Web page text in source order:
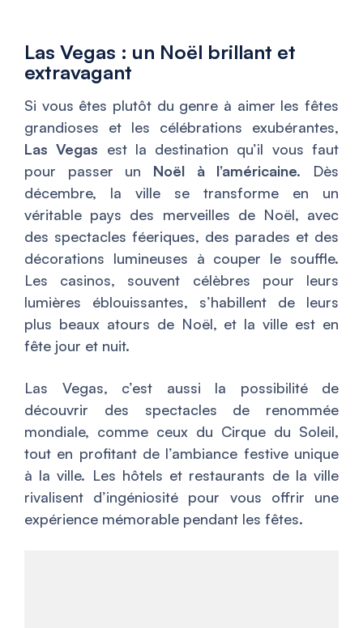
Las Vegas : un Noël brillant et
extravagant
Si vous êtes plutôt du genre à aimer les fêtes
grandioses et les célébrations exubérantes,
Las Vegas est la destination qu’il vous faut
pour passer un Noël à l’américaine. Dès
décembre, la ville se transforme en un
véritable pays des merveilles de Noël, avec
des spectacles féeriques, des parades et des
décorations lumineuses à couper le souffle.
Les casinos, souvent célèbres pour leurs
lumières éblouissantes, s’habillent de leurs
plus beaux atours de Noël, et la ville est en
fête jour et nuit.
Las Vegas, c’est aussi la possibilité de
découvrir des spectacles de renommée
mondiale, comme ceux du Cirque du Soleil,
tout en profitant de l’ambiance festive unique
à la ville. Les hôtels et restaurants de la ville
rivalisent d’ingéniosité pour vous offrir une
expérience mémorable pendant les fêtes.